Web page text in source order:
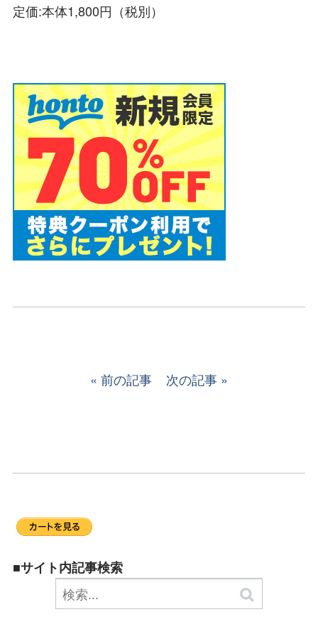
定価:本体1,800円（税別）
前の記事 次の記事
■サイト内記事検索